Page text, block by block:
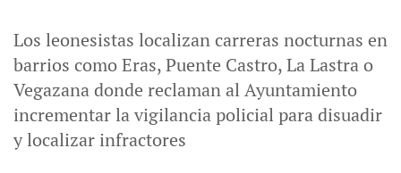
Los leonesistas localizan carreras nocturnas en
barrios como Eras, Puente Castro, La Lastra o
Vegazana donde reclaman al Ayuntamiento
incrementar la vigilancia policial para disuadir
y localizar infractores